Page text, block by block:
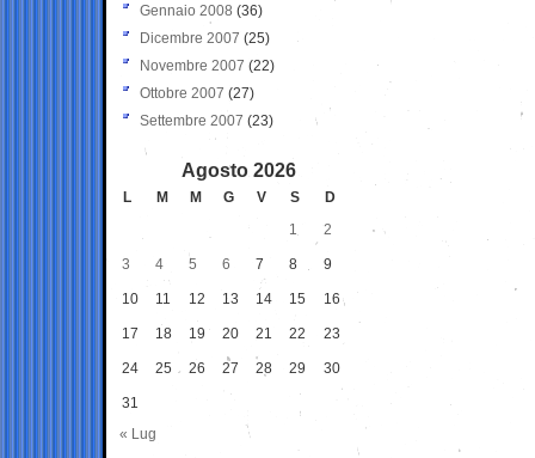
Gennaio 2008 (36)
Dicembre 2007 (25)
Novembre 2007 (22)
Ottobre 2007 (27)
Settembre 2007 (23)
Agosto 2026
L M M G V S
D
1
2
3 4 5 6 7 8 9
10 11 12 13 14 15 16
17 18 19 20 21 22 23
24 25 26 27 28 29 30
31
« Lug